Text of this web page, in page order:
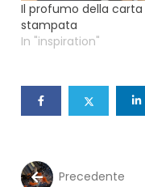
Il profumo della carta
stampata
In "inspiration"
Precedente